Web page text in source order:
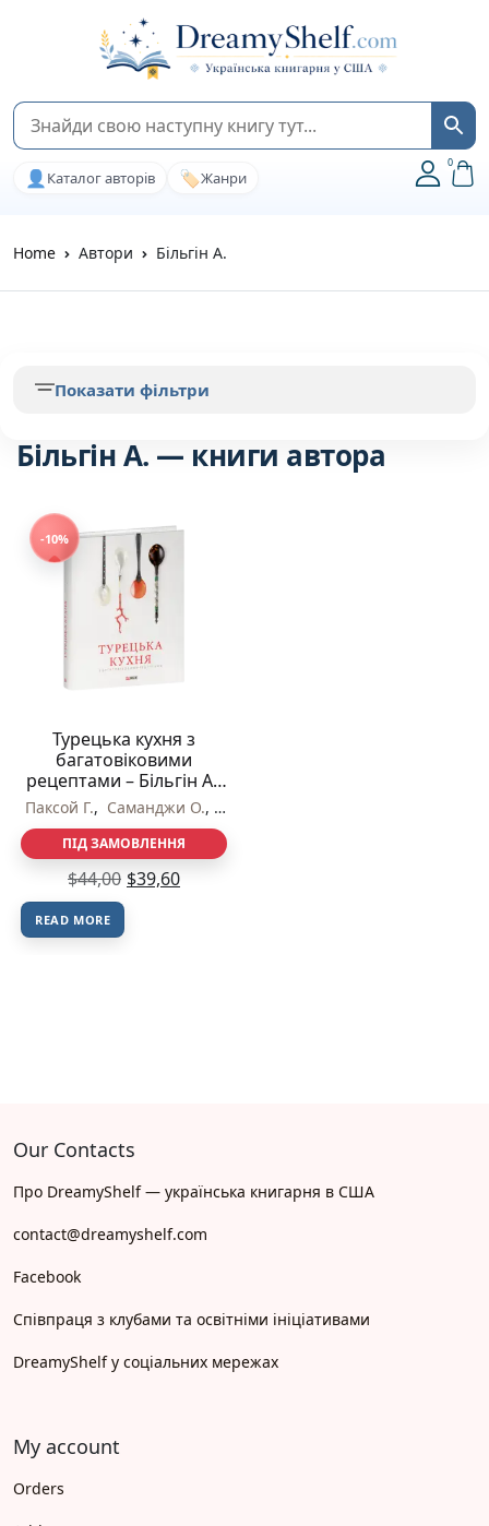
👤 Каталог авторів 🏷️Жанри
0
Home Автори Більгін А.
Більгін А. — книги автора
-10%
Турецька кухня з
багатовіковими
рецептами – Більгін А.,
Кут Г., Паксой
Г., Саманджи О. – Фоліо
Паксой Г., Саманджи О., Більгін А.
ПІД ЗАМОВЛЕННЯ
$44,00 $39,60
READ MORE
Показати фільтри
Our Contacts
Про DreamyShelf — українська книгарня в США
contact@dreamyshelf.com
Facebook
Співпраця з клубами та освітніми ініціативами
DreamyShelf у соціальних мережах
My account
Orders